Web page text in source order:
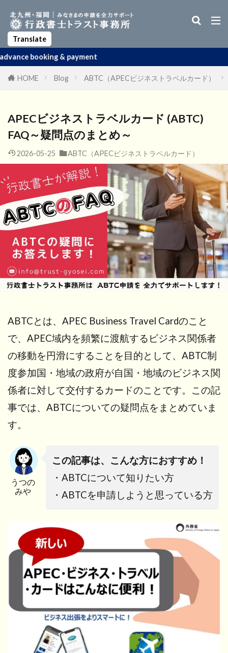
Translate
payment
HOME Blog ABTC（APECビジネストラベルカード）
APECビジネストラベルカード (ABTC)
FAQ～疑問点のまとめ～
2026-05-25 ABTC（APECビジネストラベルカード）
ABTCとは、APEC Business Travel Cardのこと
で、APEC域内を頻繁に渡航するビジネス関係者
の移動を円滑にすることを目的として、ABTC制
度参加国・地域の政府が自国・地域のビジネス関
係者に対して交付するカードのことです。 この記
事では、ABTCについての疑問点をまとめていま
す。
うつの
みや
この記事は、こんな方におすすめ！
・ABTCについて知りたい方
・ABTCを申請しようと思っている方
Spouse Visa Apostille